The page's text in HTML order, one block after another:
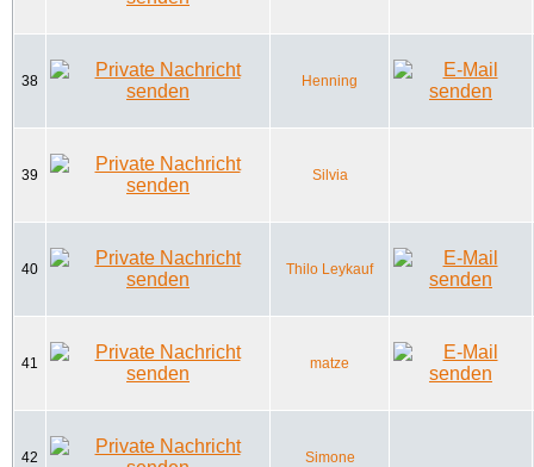
38 Henning
39 Silvia
40 Thilo Leykauf
41 matze
42 Simone